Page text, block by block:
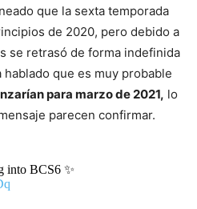
que la sexta temporada
de 2020, pero debido a
se retrasó de forma indefinida
que es muy probable
para marzo de 2021, lo
parecen confirmar.
into BCS6 ✨